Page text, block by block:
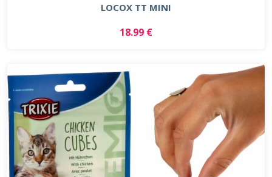
LOCOX TT MINI
18.99 €